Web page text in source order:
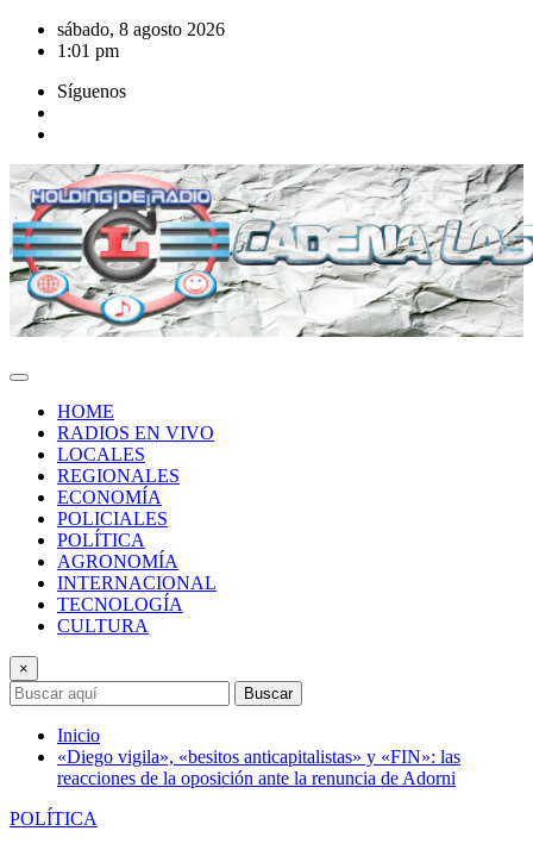
Saltar
sábado, 8 agosto 2026
1:01 pm
Síguenos
HOME
RADIOS EN VIVO
LOCALES
REGIONALES
ECONOMÍA
POLICIALES
POLÍTICA
AGRONOMÍA
INTERNACIONAL
TECNOLOGÍA
CULTURA
×
Buscar
Inicio
«Diego vigila», «besitos anticapitalistas» y «FIN»: las
reacciones de la oposición ante la renuncia de Adorni
POLÍTICA